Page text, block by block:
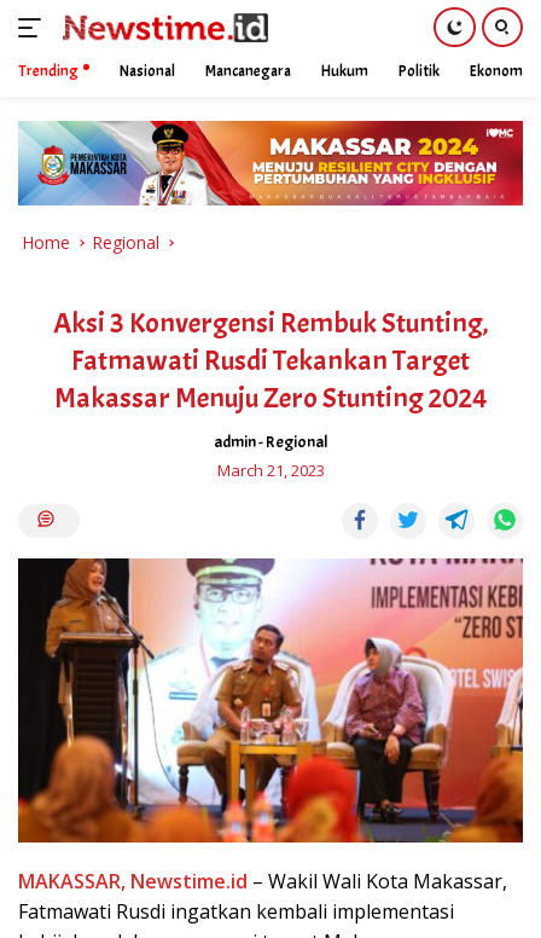
content
Trending Nasional Mancanegara Hukum Politik Ekonomi
Home Regional
Aksi 3 Konvergensi Rembuk Stunting,
Fatmawati Rusdi Tekankan Target
Makassar Menuju Zero Stunting 2024
admin-Regional
March 21, 2023
MAKASSAR, Newstime.id – Wakil Wali Kota Makassar,
Fatmawati Rusdi ingatkan kembali implementasi